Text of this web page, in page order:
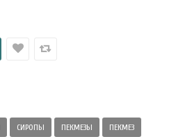
СИРОПЫ ПЕКМЕЗЫ ПЕКМЕЗ